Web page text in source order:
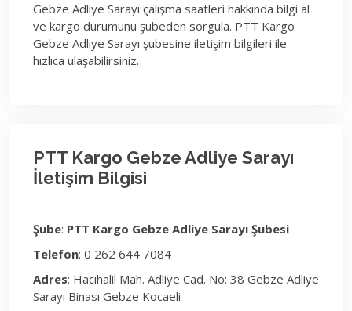
Gebze Adliye Sarayı çalışma saatleri hakkında bilgi al
ve kargo durumunu şubeden sorgula. PTT Kargo
Gebze Adliye Sarayı şubesine iletişim bilgileri ile
hızlıca ulaşabilirsiniz.
PTT Kargo Gebze Adliye Sarayı
İletişim Bilgisi
Şube: PTT Kargo Gebze Adliye Sarayı Şubesi
Telefon: 0 262 644 7084
Adres: Hacıhalil Mah. Adliye Cad. No: 38 Gebze Adliye
Sarayı Binası Gebze Kocaeli